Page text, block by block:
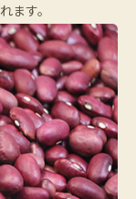
ます。